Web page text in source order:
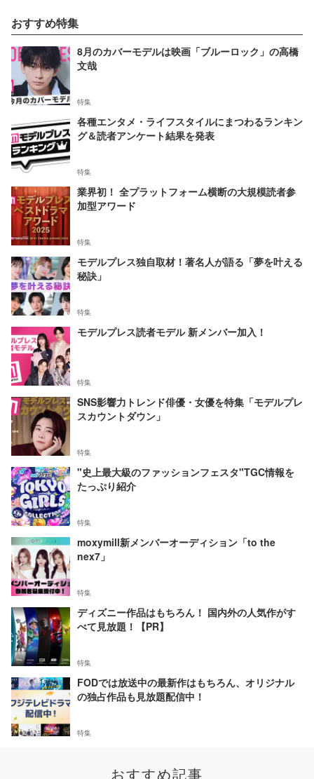
おすすめ特集
8月のカバーモデルは映画「ブルーロック」の高橋
文哉
特集
各種エンタメ・ライフスタイルにまつわるランキン
グ＆読者アンケート結果を発表
特集
業界初！ 全プラットフォーム横断の大規模読者参
加型アワード
特集
モデルプレス独自取材！著名人が語る「夢を叶える
秘訣」
特集
モデルプレス読者モデル 新メンバー加入！
特集
SNS影響力トレンド俳優・女優を特集「モデルプレ
スカウントダウン」
特集
"史上最大級のファッションフェスタ"TGC情報を
たっぷり紹介
特集
moxymill新メンバーオーディション「to the
nex7」
特集
ディズニー作品はもちろん！ 国内外の人気作がす
べて見放題！【PR】
特集
FODでは放送中の最新作はもちろん、オリジナル
の独占作品も見放題配信中！
特集
おすすめ記事